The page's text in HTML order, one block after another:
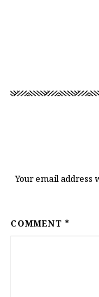
Your email address
COMMENT *